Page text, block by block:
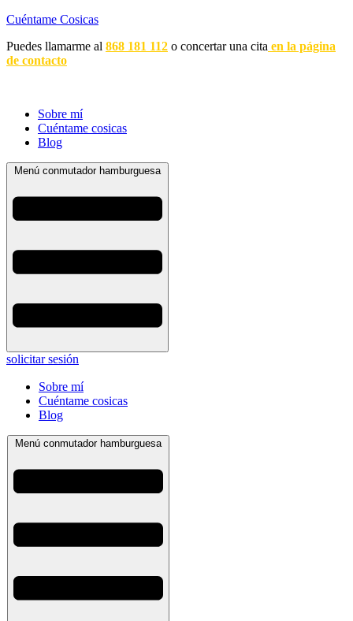
Cuéntame Cosicas
Puedes llamarme al 868 181 112 o concertar una cita en la página
de contacto
Sobre mí
Cuéntame cosicas
Blog
Menú conmutador hamburguesa
solicitar sesión
Sobre mí
Cuéntame cosicas
Blog
Menú conmutador hamburguesa